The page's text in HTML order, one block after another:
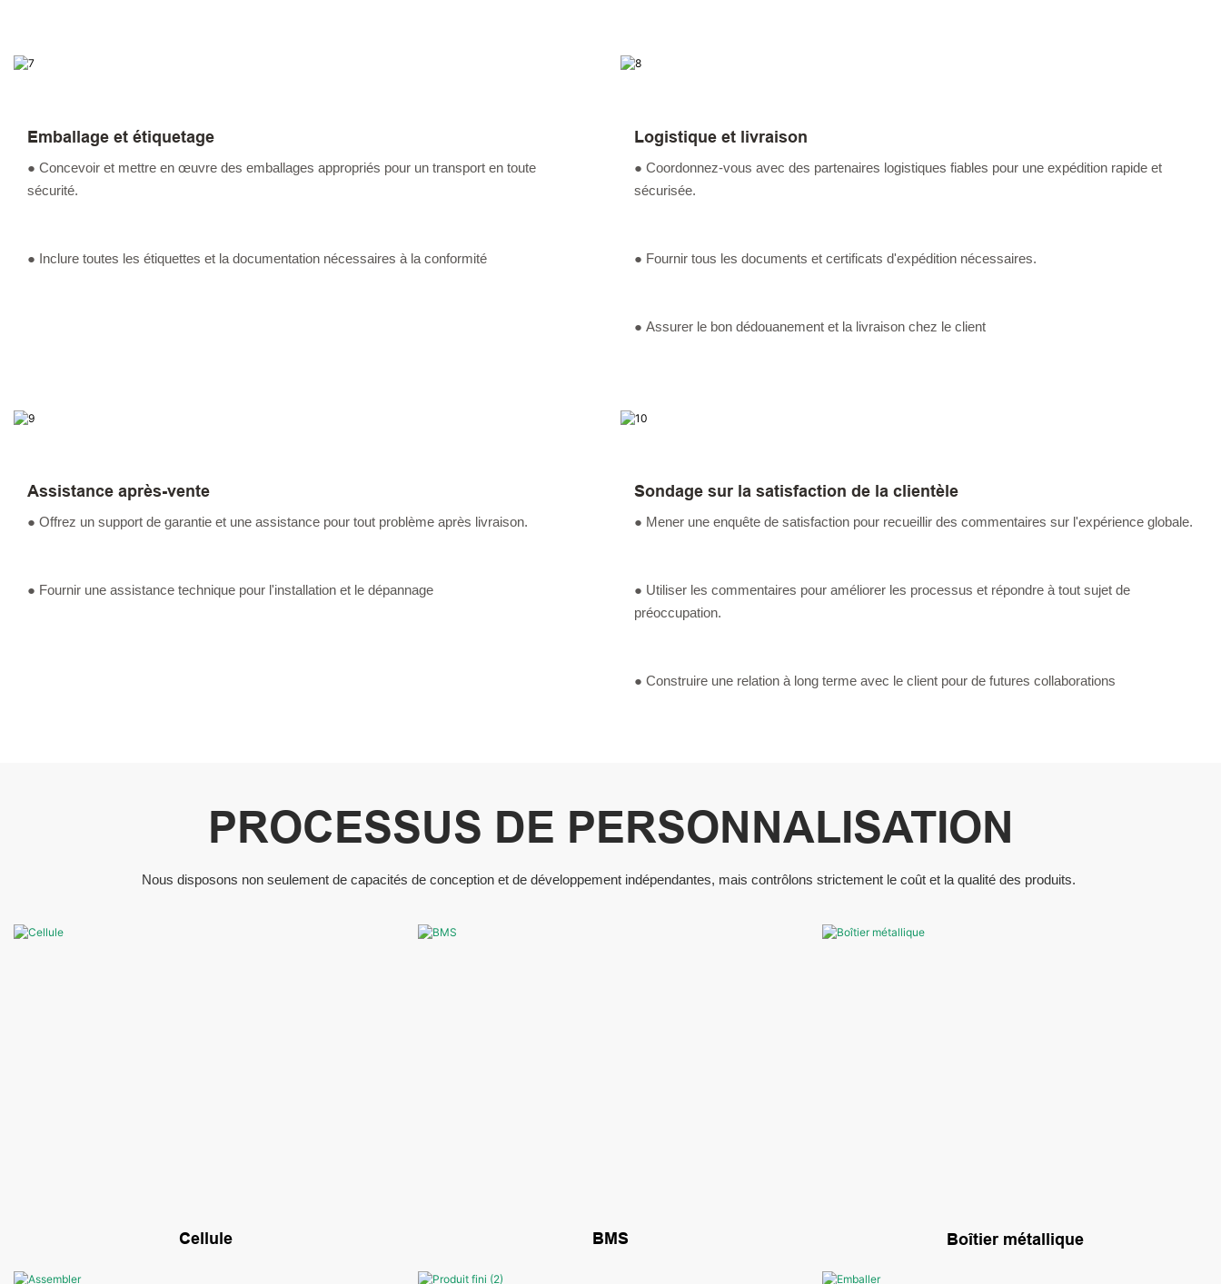
Emballage et étiquetage
● Concevoir et mettre en œuvre des emballages appropriés pour un transport en toute
sécurité.
● Inclure toutes les étiquettes et la documentation nécessaires à la conformité
Logistique et livraison
● Coordonnez-vous avec des partenaires logistiques fiables pour une expédition rapide et
sécurisée.
● Fournir tous les documents et certificats d'expédition nécessaires.
● Assurer le bon dédouanement et la livraison chez le client
Assistance après-vente
● Offrez un support de garantie et une assistance pour tout problème après livraison.
● Fournir une assistance technique pour l'installation et le dépannage
Sondage sur la satisfaction de la clientèle
● Mener une enquête de satisfaction pour recueillir des commentaires sur l'expérience globale.
● Utiliser les commentaires pour améliorer les processus et répondre à tout sujet de
préoccupation.
● Construire une relation à long terme avec le client pour de futures collaborations
PROCESSUS DE PERSONNALISATION
Nous disposons non seulement de capacités de conception et de développement indépendantes, mais contrôlons strictement le coût et la qualité des produits.
Cellule BMS Boîtier métallique